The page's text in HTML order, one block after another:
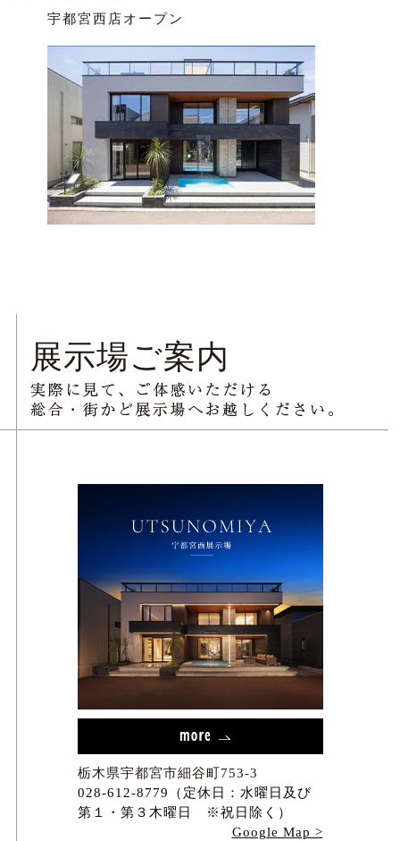
宇都宮西店オープン
展示場ご案内
栃木県宇都宮市細谷町753-3
028-612-8779（定休日：水曜日及び
第１・第３木曜日 ※祝日除く）
Google Map >